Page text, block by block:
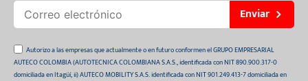
Enviar
Autorizo a las empresas que actualmente o en futuro conformen el GRUPO EMPRESARIAL
AUTECO COLOMBIA (AUTOTECNICA COLOMBIANA S.A.S., identificada con NIT 890.900.317-0
domiciliada en Itagüí, ii) AUTECO MOBILITY S.A.S. identificada con NIT 901.249.413-7 domiciliada en